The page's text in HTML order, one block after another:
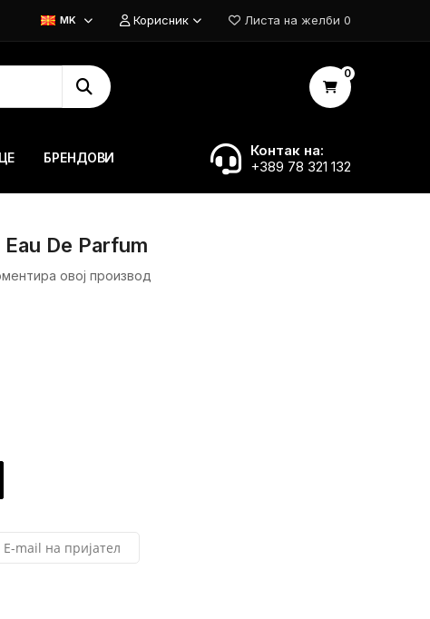
MK Корисник Листа на желби 0
0
БРЕНДОВИ
Контак на:
+389 78 321 132
De Parfum
овој производ
E-mail на пријател